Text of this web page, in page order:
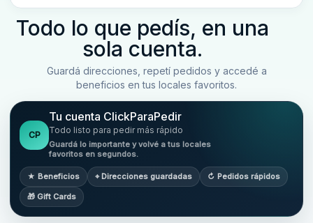
Todo lo que pedís, en una
sola cuenta.
Guardá direcciones, repetí pedidos y accedé a
beneficios en tus locales favoritos.
CP
Tu cuenta ClickParaPedir
Todo listo para pedir más rápido
Guardá lo importante y volvé a tus locales
favoritos en segundos.
★ Beneficios ⌖ Direcciones guardadas ↻ Pedidos rápidos
🎁 Gift Cards